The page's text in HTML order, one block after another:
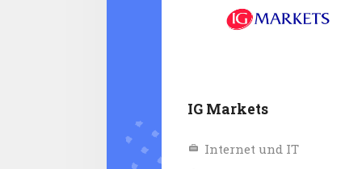
IG Markets
Internet und IT